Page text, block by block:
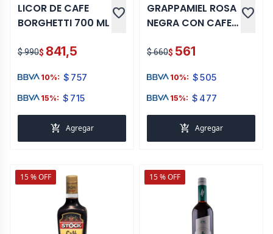
LICOR DE CAFE
BORGHETTI 700 ML
favorite
$ 990$ 841,5
10%: $ 757
15%: $ 715
add_shopping_cart Agregar
GRAPPAMIEL ROSA
NEGRA CON CAFE
favorite
$ 660$ 561
10%: $505
15%: $ 477
add_shopping_cart Agregar
15 % OFF 15 % OFF